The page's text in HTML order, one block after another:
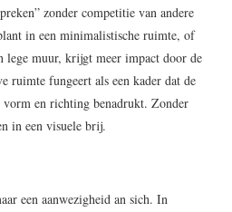
zonder competitie van andere
in een minimalistische ruimte, of
lege muur, krijgt meer impact door de
ruimte fungeert als een kader dat de
en richting benadrukt. Zonder
in een visuele brij.
een aanwezigheid an sich. In